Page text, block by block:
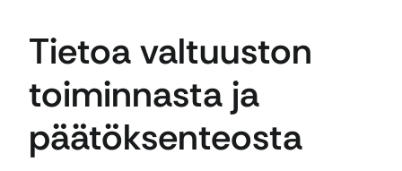
Tietoa valtuuston
toiminnasta ja
päätöksenteosta